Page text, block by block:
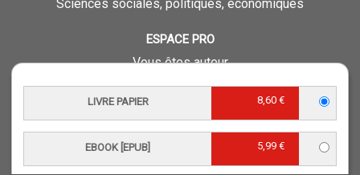
LIVRE PAPIER 8,60 €
EBOOK [EPUB] 5,99 €
Sciences sociales, politiques, économiques
ESPACE PRO
Vous êtes auteur
Vous êtes journaliste
Vous êtes libraire
Foreign rights
Procédure d'évaluation